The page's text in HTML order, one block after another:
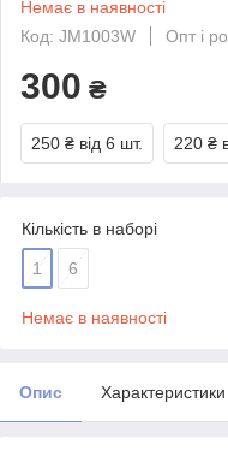
Немає в наявності
Код: JM1003W
Опт і
300 ₴
250 ₴ від 6 шт. 220 ₴
Кількість в наборі
1 6
Немає в наявності
Опис Характеристики